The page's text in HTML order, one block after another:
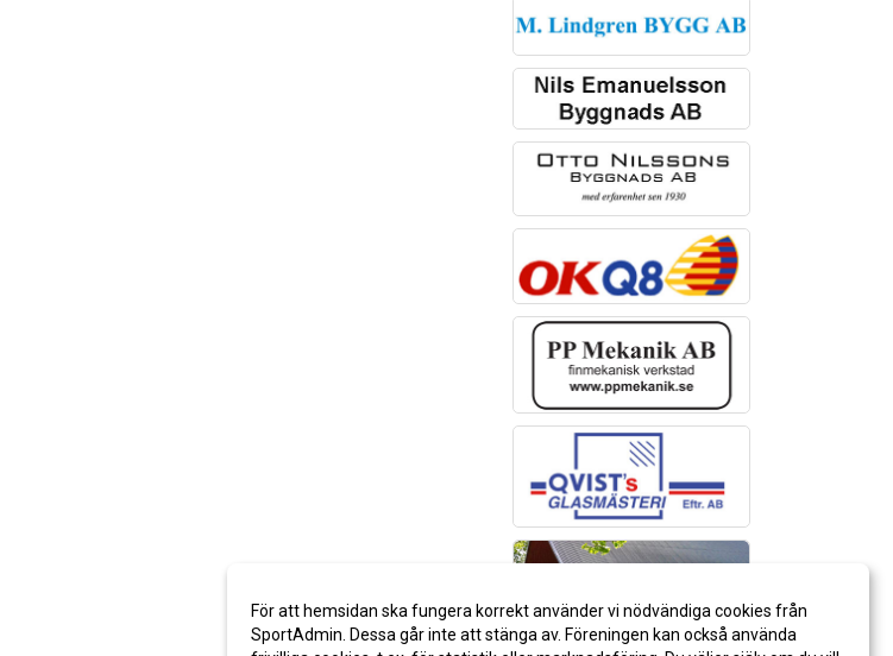
För att hemsidan ska fungera korrekt använder vi nödvändiga cookies från
SportAdmin. Dessa går inte att stänga av. Föreningen kan också använda